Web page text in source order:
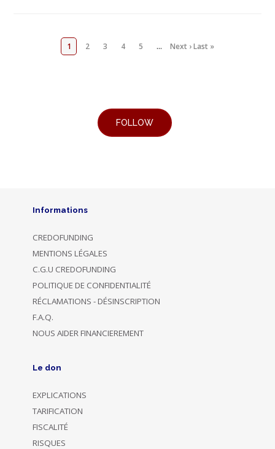
1 2 3 4 5 … Next ›Last »
Informations
CREDOFUNDING
MENTIONS LÉGALES
C.G.U CREDOFUNDING
POLITIQUE DE CONFIDENTIALITÉ
RÉCLAMATIONS - DÉSINSCRIPTION
F.A.Q.
NOUS AIDER FINANCIEREMENT
Le don
EXPLICATIONS
TARIFICATION
FISCALITÉ
RISQUES